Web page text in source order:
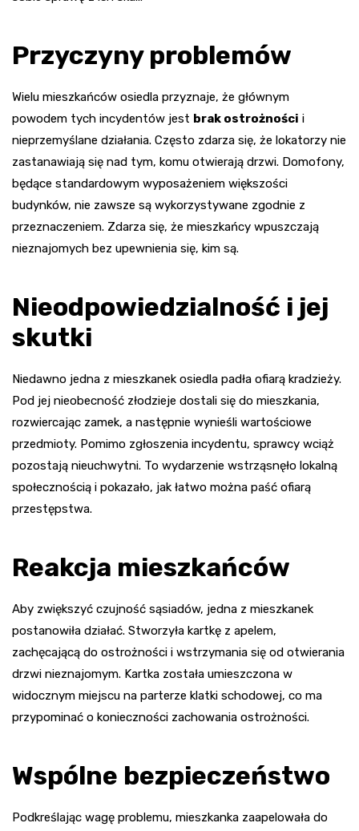
Przyczyny problemów
Wielu mieszkańców osiedla przyznaje, że głównym
powodem tych incydentów jest brak ostrożności i
nieprzemyślane działania. Często zdarza się, że lokatorzy nie
zastanawiają się nad tym, komu otwierają drzwi. Domofony,
będące standardowym wyposażeniem większości
budynków, nie zawsze są wykorzystywane zgodnie z
przeznaczeniem. Zdarza się, że mieszkańcy wpuszczają
nieznajomych bez upewnienia się, kim są.
Nieodpowiedzialność i jej
skutki
Niedawno jedna z mieszkanek osiedla padła ofiarą kradzieży.
Pod jej nieobecność złodzieje dostali się do mieszkania,
rozwiercając zamek, a następnie wynieśli wartościowe
przedmioty. Pomimo zgłoszenia incydentu, sprawcy wciąż
pozostają nieuchwytni. To wydarzenie wstrząsnęło lokalną
społecznością i pokazało, jak łatwo można paść ofiarą
przestępstwa.
Reakcja mieszkańców
Aby zwiększyć czujność sąsiadów, jedna z mieszkanek
postanowiła działać. Stworzyła kartkę z apelem,
zachęcającą do ostrożności i wstrzymania się od otwierania
drzwi nieznajomym. Kartka została umieszczona w
widocznym miejscu na parterze klatki schodowej, co ma
przypominać o konieczności zachowania ostrożności.
Wspólne bezpieczeństwo
Podkreślając wagę problemu, mieszkanka zaapelowała do